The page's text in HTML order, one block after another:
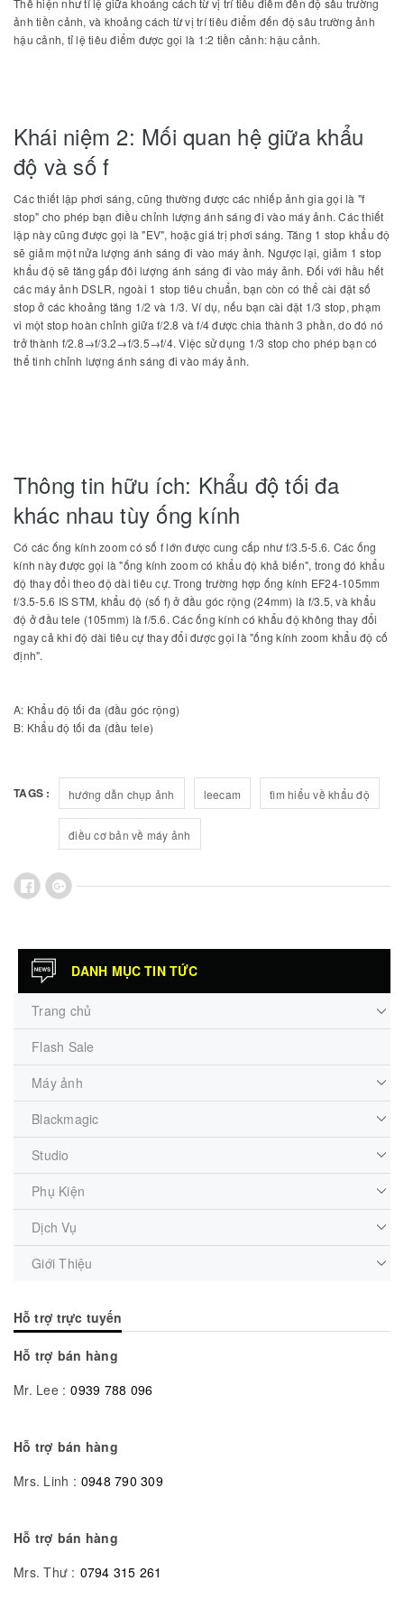
Thể hiện như tỉ lệ giữa khoảng cách từ vị trí tiêu điểm đến độ sâu trường
ảnh tiền cảnh, và khoảng cách từ vị trí tiêu điểm đến độ sâu trường ảnh
hậu cảnh, tỉ lệ tiêu điểm được gọi là 1:2 tiền cảnh: hậu cảnh.
Khái niệm 2: Mối quan hệ giữa khẩu
độ và số f
Các thiết lập phơi sáng, cũng thường được các nhiếp ảnh gia gọi là "f
stop" cho phép bạn điều chỉnh lượng ánh sáng đi vào máy ảnh. Các thiết
lập này cũng được gọi là "EV", hoặc giá trị phơi sáng. Tăng 1 stop khẩu độ
sẽ giảm một nửa lượng ánh sáng đi vào máy ảnh. Ngược lại, giảm 1 stop
khẩu độ sẽ tăng gấp đôi lượng ánh sáng đi vào máy ảnh. Đối với hầu hết
các máy ảnh DSLR, ngoài 1 stop tiêu chuẩn, bạn còn có thể cài đặt số
stop ở các khoảng tăng 1/2 và 1/3. Ví dụ, nếu bạn cài đặt 1/3 stop, phạm
vi một stop hoàn chỉnh giữa f/2.8 và f/4 được chia thành 3 phần, do đó nó
trở thành f/2.8→f/3.2→f/3.5→f/4. Việc sử dụng 1/3 stop cho phép bạn có
thể tinh chỉnh lượng ánh sáng đi vào máy ảnh.
Thông tin hữu ích: Khẩu độ tối đa
khác nhau tùy ống kính
Có các ống kính zoom có số f lớn được cung cấp như f/3.5-5.6. Các ống
kính này được gọi là "ống kính zoom có khẩu độ khả biến", trong đó khẩu
độ thay đổi theo độ dài tiêu cự. Trong trường hợp ống kính EF24-105mm
f/3.5-5.6 IS STM, khẩu độ (số f) ở đầu góc rộng (24mm) là f/3.5, và khẩu
độ ở đầu tele (105mm) là f/5.6. Các ống kính có khẩu độ không thay đổi
ngay cả khi độ dài tiêu cự thay đổi được gọi là "ống kính zoom khẩu độ cố
định".
A: Khẩu độ tối đa (đầu góc rộng)
B: Khẩu độ tối đa (đầu tele)
TAGS : hướng dẫn chụp ảnh leecam tìm hiểu về khẩu độ
điều cơ bản về máy ảnh
DANH MỤC TIN TỨC
Trang chủ
Flash Sale
Máy ảnh
Blackmagic
Studio
Phụ Kiện
Dịch Vụ
Giới Thiệu
Hỗ trợ trực tuyến
Hỗ trợ bán hàng
Mr. Lee : 0939 788 096
Hỗ trợ bán hàng
Mrs. Linh : 0948 790 309
Hỗ trợ bán hàng
Mrs. Thư : 0794 315 261